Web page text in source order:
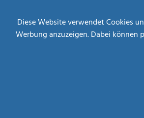
Diese Website verwendet Cookies
Werbung anzuzeigen. Dabei können